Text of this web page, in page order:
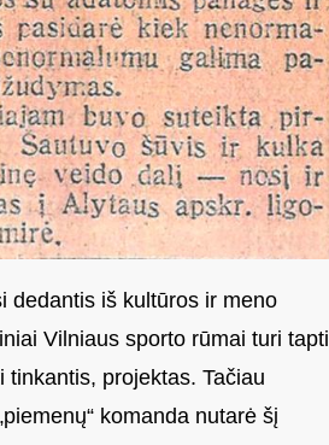
dedantis iš kultūros ir meno
Vilniaus sporto rūmai turi tapti
projektas. Tačiau
komanda nutarė šį